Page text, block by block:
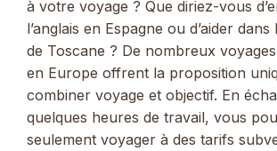
à votre voyage ? Que diriez-vous
l’anglais en Espagne ou d’aider
de Toscane ? De nombreux
en Europe offrent la proposition
combiner voyage et objectif. En
quelques heures de travail, vous
seulement voyager à des tarifs